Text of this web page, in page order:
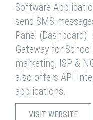
Software
send SMS
Panel
Gateway for
marketing, ISP &
also offers API
applications.
VISIT WEBSITE